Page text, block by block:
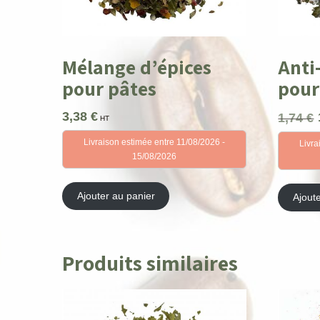
Mélange d’épices
pour pâtes
3,38 € HT
Livraison estimée entre 11/08/2026 -
15/08/2026
Ajouter au panier
1,74€
Produits similaires